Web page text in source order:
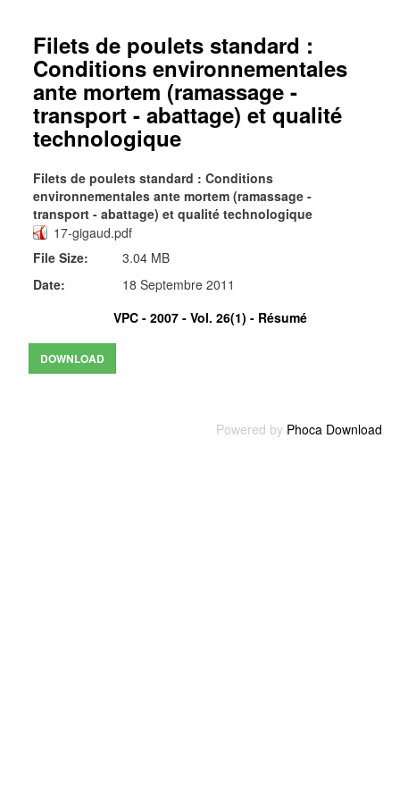
Filets de poulets standard :
Conditions environnementales
ante mortem (ramassage -
transport - abattage) et qualité
technologique
Filets de poulets standard : Conditions
environnementales ante mortem (ramassage -
transport - abattage) et qualité technologique
17-gigaud.pdf
File Size:
3.04 MB
Date:
18 Septembre 2011
VPC - 2007 - Vol. 26(1) - Résumé
Powered by Phoca Download